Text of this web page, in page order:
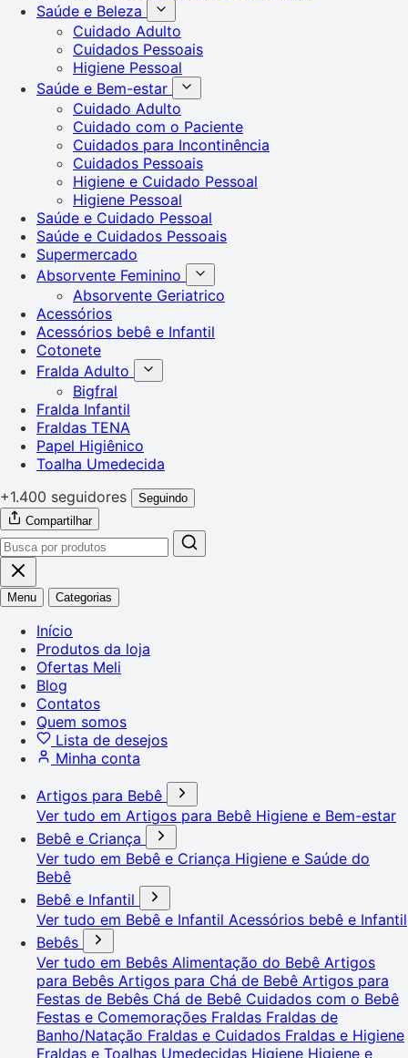
Saúde e Beleza
Cuidado Adulto
Cuidados Pessoais
Higiene Pessoal
Saúde e Bem-estar
Cuidado Adulto
Cuidado com o Paciente
Cuidados para Incontinência
Cuidados Pessoais
Higiene e Cuidado Pessoal
Higiene Pessoal
Saúde e Cuidado Pessoal
Saúde e Cuidados Pessoais
Supermercado
Absorvente Feminino
Absorvente Geriatrico
Acessórios
Acessórios bebê e Infantil
Cotonete
Fralda Adulto
Bigfral
Fralda Infantil
Fraldas TENA
Papel Higiênico
Toalha Umedecida
+1.400 seguidores
Seguindo
Compartilhar
Menu Categorias
Início
Produtos da loja
Ofertas Meli
Blog
Contatos
Quem somos
Lista de desejos
Minha conta
Artigos para Bebê
Ver tudo em Artigos para Bebê Higiene e Bem-estar
Bebê e Criança
Ver tudo em Bebê e Criança Higiene e Saúde do
Bebê
Bebê e Infantil
Ver tudo em Bebê e Infantil Acessórios bebê e Infantil
Bebês
Ver tudo em Bebês Alimentação do Bebê Artigos
para Bebês Artigos para Chá de Bebê Artigos para
Festas de Bebês Chá de Bebê Cuidados com o Bebê
Festas e Comemorações Fraldas Fraldas de
Banho/Natação Fraldas e Cuidados Fraldas e Higiene
Fraldas e Toalhas Umedecidas Higiene Higiene e